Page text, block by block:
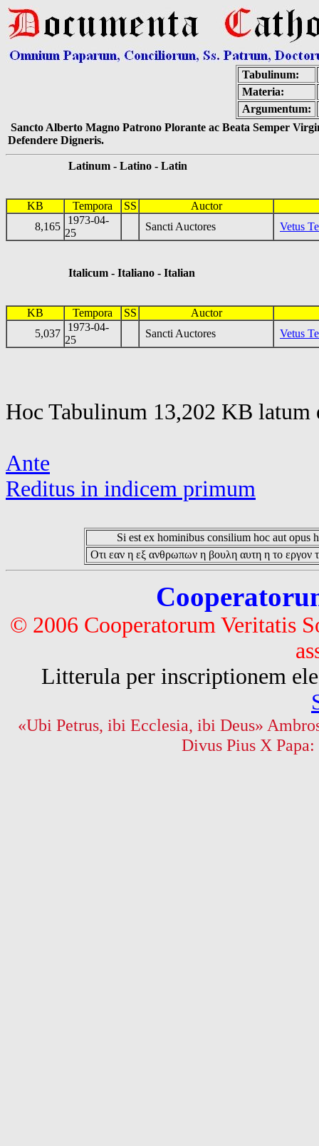
Tabulinum:
Materia:
Argumentum:
Sancto Alberto Magno Patrono Plorante ac Beata Semper
Defendere Digneris.
Latinum - Latino - Latin
KB Tempora SS
Auctor
8,165
1973-04-
25
Sancti Auctores Vetus
Italicum - Italiano - Italian
KB Tempora SS
Auctor
5,037
1973-04-
25
Sancti Auctores Vetus
Hoc Tabulinum 13,202 KB latum
Ante
Reditus in indicem primum
Si est ex hominibus consilium hoc aut opus
Οτι εαν η εξ ανθρωπων η βουλη αυτη η το εργον
© 2006 Cooperatorum Veritatis
Litterula per inscriptionem
«Ubi Petrus, ibi Ecclesia, ibi Deus»
Divus Pius X Papa: